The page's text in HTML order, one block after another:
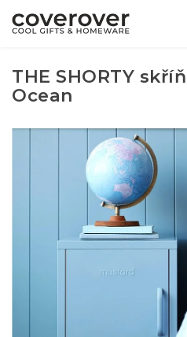
THE SHORTY
Ocean